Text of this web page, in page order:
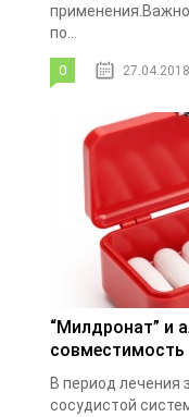
по...
0 27.04.2018
“Милдронат” и
совместимость
В период лечения
сосудистой